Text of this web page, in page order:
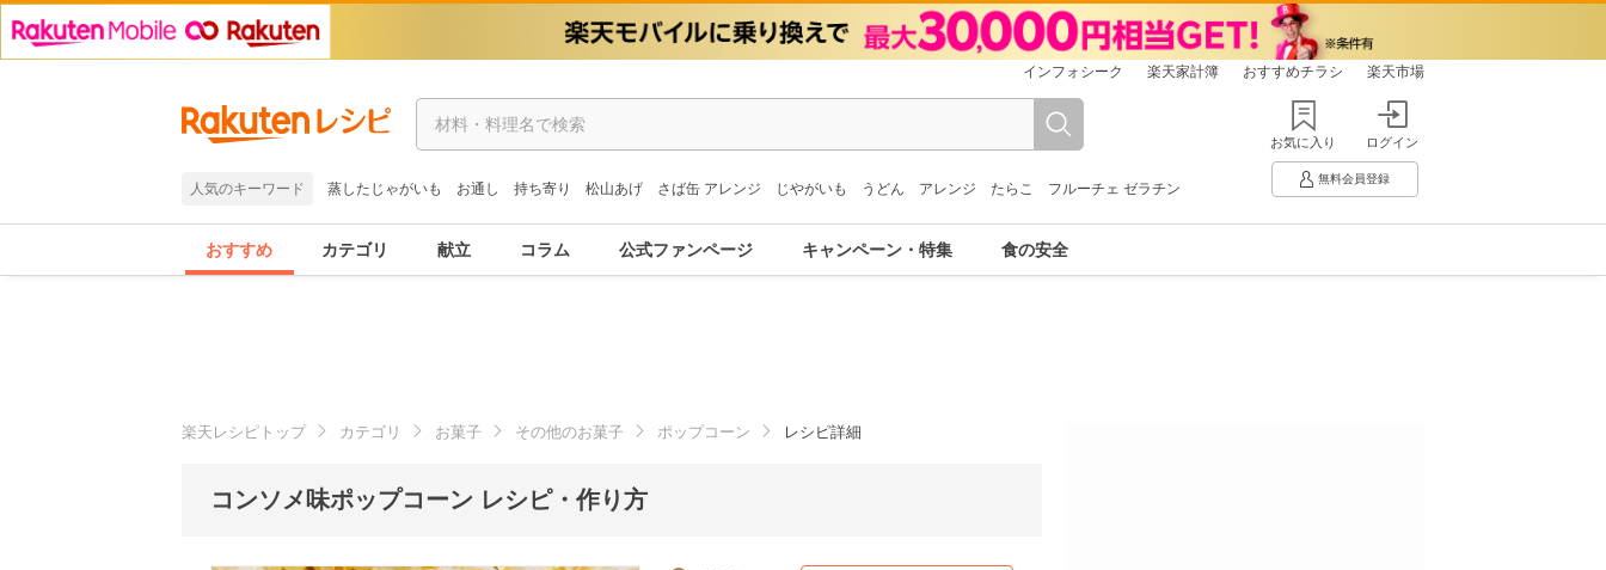
インフォシーク 楽天家計簿 おすすめチラシ 楽天市場
人気のキーワード 蒸したじゃがいも お通し 持ち寄り 松山あげ さば缶 アレンジ じやがいも うどん アレンジ たらこ フルーチェ ゼラチン
お気に入り ログイン
無料会員登録
おすすめ カテゴリ 献立 コラム 公式ファンページ キャンペーン・特集 食の安全
楽天レシピトップ カテゴリ お菓子 その他のお菓子 ポップコーン レシピ詳細
コンソメ味ポップコーン レシピ・作り方